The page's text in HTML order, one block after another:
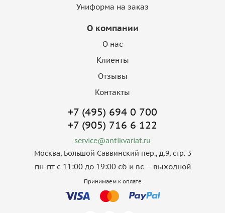
Униформа на заказ
О компании
О нас
Клиенты
Отзывы
Контакты
+7 (495) 694 0 700
+7 (905) 716 6 122
service@antikvariat.ru
Москва, Большой Саввинский пер., д.9, стр. 3
пн-пт с 11:00 до 19:00 сб и вс – выходной
Принимаем к оплате